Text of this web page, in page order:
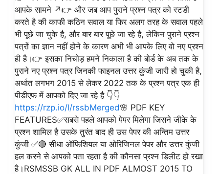
आपके सामने ↗️👉 और जब आप पुराने प्रश्न पत्र को स्टडी
करते है की काफी कठिन सवाल या फिर अलग तरह के सवाल पहले
भी पूछे जा चुके है, और बार बार पूछे जा रहे है, लेकिन पुराने प्रश्न
पत्रों का ज्ञान नहीं होने के कारण अभी भी आपके लिए वो नए प्रश्न
ही है।👉 इसका निचोड़ हमने निकाला है की बोर्ड के अब तक के
पुराने नए प्रश्न पत्र जिनकी फाइनल उत्तर कुंजी जारी हो चुकी है,
अर्थात लगभग 2015 से लेकर 2022 तक के प्रश्न पत्र एक ही
पीडीएफ में आपको दिए जा रहे है 👇👇
https://rzp.io/l/rssbMerged🌸 PDF KEY
FEATURES✅सबसे पहले आपको पेपर मिलेगा जिसने जीके के
प्रश्न शामिल है उसके तुरंत बाद ही उस पेपर की अन्तिम उत्तर
कुंजी ✅🔴 सीधा ऑफिशियल या ओरिजिनल पेपर और उत्तर कुंजी
हल करने से आपको पता रहता है की कौनसा प्रश्न डिलीट हो रखा
है।RSMSSB GK ALL IN PDF ALMOST 2015 TO